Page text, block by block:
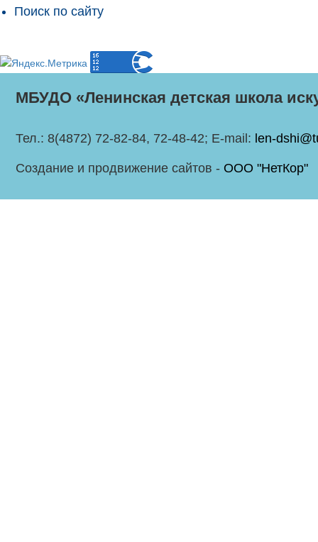
Поиск по сайту
МБУДО «Ленинская детская школа
Тел.: 8(4872) 72-82-84, 72-48-42; E-mail: len-
Создание и продвижение сайтов - ООО "НетКор"